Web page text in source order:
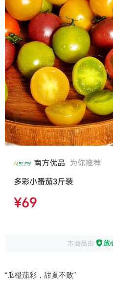
“瓜橙茄彩，甜夏不败”